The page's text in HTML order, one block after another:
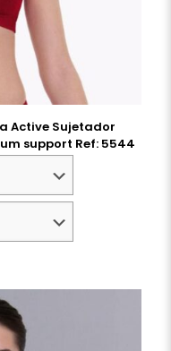
Active Sujetador
support Ref: 5544